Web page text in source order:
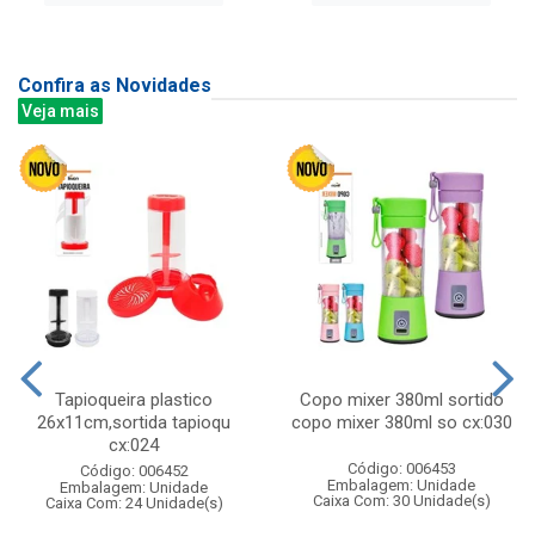
Confira as Novidades
Veja mais
Tapioqueira plastico
26x11cm,sortida tapioqu
cx:024
Código: 006452
Embalagem: Unidade
Caixa Com: 24 Unidade(s)
Copo mixer 380ml sortido
copo mixer 380ml so cx:030
Código: 006453
Embalagem: Unidade
Caixa Com: 30 Unidade(s)